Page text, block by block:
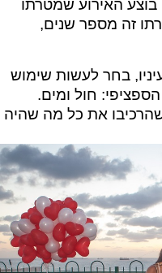
האירוע שמטרתו
זה מספר שנים,
בחר לעשות שימוש
חול ומים.
את כל מה שהיה